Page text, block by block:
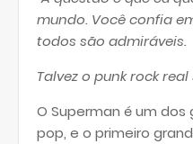
mundo. Você confia
todos são admiráveis.
Talvez o punk rock real
O Superman é um
pop, e o primeiro